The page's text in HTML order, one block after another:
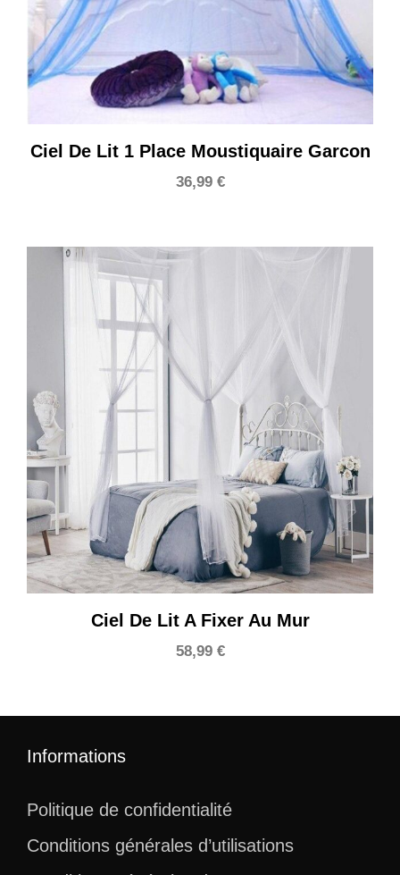
Ciel De Lit 1 Place Moustiquaire Garcon
36,99 €
Ciel De Lit A Fixer Au Mur
58,99 €
Informations
Politique de confidentialité
Conditions générales d’utilisations